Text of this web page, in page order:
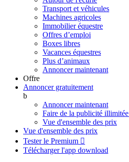
Transport et véhicules
Machines agricoles
Immobilier équestre
Offres d’emploi
Boxes libres
Vacances équestres
Plus d’animaux
Annoncer maintenant
Offre
Annoncer gratuitement
b
Annoncer maintenant
Faire de la publicité illimitée
Vue d'ensemble des prix
Vue d'ensemble des prix
Tester le Premium 
Télécharger l'app download